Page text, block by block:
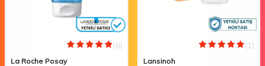
(6)
La Roche Posay
(1)
Lansinoh